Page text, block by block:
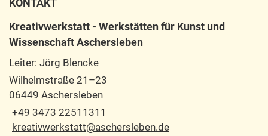
KONTAKT
Kreativwerkstatt - Werkstätten für Kunst und
Wissenschaft Aschersleben
Leiter: Jörg Blencke
Wilhelmstraße 21–23
06449 Aschersleben
+49 3473 22511311
kreativwerkstatt@aschersleben.de